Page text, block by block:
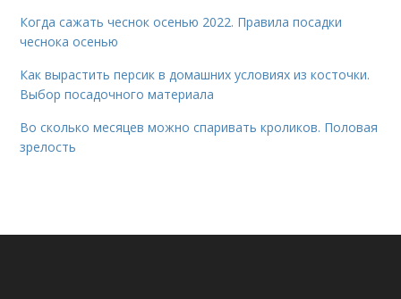
Когда сажать чеснок осенью 2022. Правила посадки
чеснока осенью
Как вырастить персик в домашних условиях из косточки.
Выбор посадочного материала
Во сколько месяцев можно спаривать кроликов. Половая
зрелость